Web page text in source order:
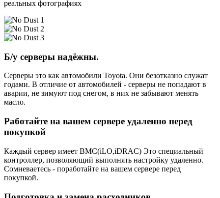
реальных фотографиях
Б/у серверы надёжны.
Серверы это как автомобили Toyota. Они безотказно служат
годами. В отличие от автомобилей - серверы не попадают в
аварии, не зимуют под снегом, в них не забывают менять
масло.
Работайте на вашем сервере удаленно перед
покупкой
Каждый сервер имеет BMC(iLO,iDRAC) Это специальный
контроллер, позволяющий выполнять настройку удаленно.
Сомневаетесь - поработайте на вашем сервере перед
покупкой.